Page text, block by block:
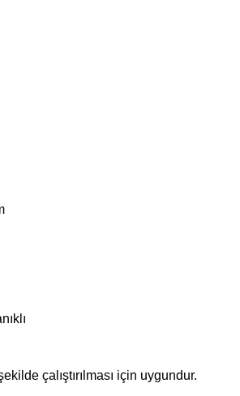
çalıştırılması için uygundur.